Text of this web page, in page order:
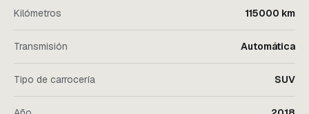
Kilómetros 115000 km
Transmisión Automática
Tipo de carrocería SUV